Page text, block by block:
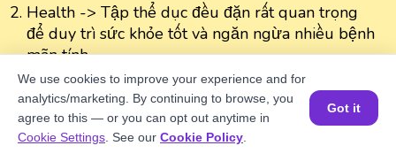
Health -> Tập thể dục đều đặn rất quan trọng
để duy trì sức khỏe tốt và ngăn ngừa nhiều bệnh
mãn tính.
Well explained 👍
Đặt một buổi học MIỄN PHÍ
We use cookies to improve your experience and for
analytics/marketing. By continuing to browse, you
agree to this — or you can opt out anytime in
Cookie Settings . See our Cookie Policy
Got it